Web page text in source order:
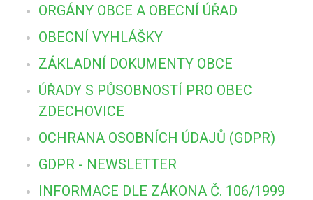
ORGÁNY OBCE A OBECNÍ ÚŘAD
OBECNÍ VYHLÁŠKY
ZÁKLADNÍ DOKUMENTY OBCE
ÚŘADY S PŮSOBNOSTÍ PRO OBEC
ZDECHOVICE
OCHRANA OSOBNÍCH ÚDAJŮ (GDPR)
GDPR - NEWSLETTER
INFORMACE DLE ZÁKONA Č. 106/1999